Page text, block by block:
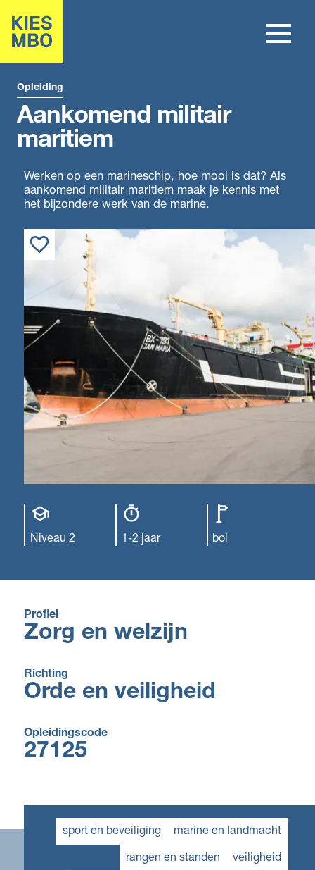
Opleiding
Aankomend militair
maritiem
Werken op een marineschip, hoe mooi is dat? Als
aankomend militair maritiem maak je kennis met
het bijzondere werk van de marine.
Opleiding
niveau
Niveau 2
1-2 jaar
bol
Profiel
Zorg en welzijn
Richting
Orde en veiligheid
Opleidingscode
27125
sport en beveiliging marine en landmacht
rangen en standen veiligheid